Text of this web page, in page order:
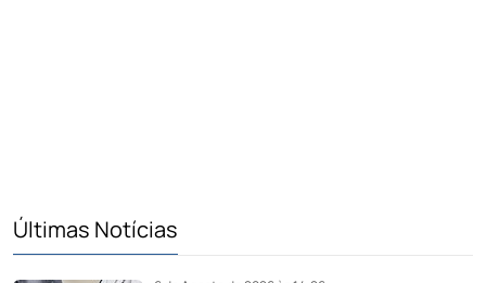
Últimas Notícias